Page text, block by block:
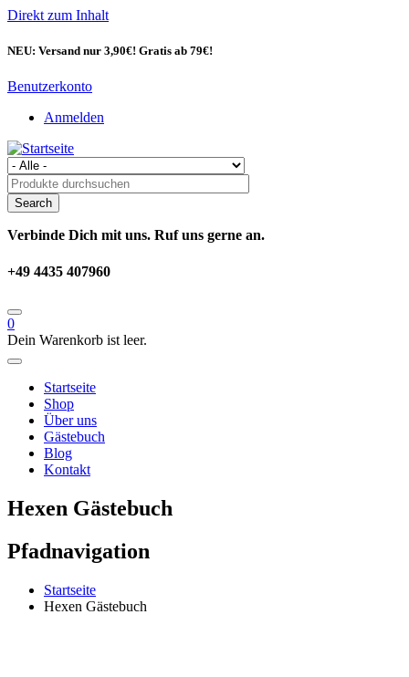
Direkt zum Inhalt
NEU: Versand nur 3,90€! Gratis ab 79€!
Benutzerkonto
Anmelden
Verbinde Dich mit uns. Ruf uns gerne an.
+49 4435 407960
0
Dein Warenkorb ist leer.
Startseite
Shop
Über uns
Gästebuch
Blog
Kontakt
Hexen Gästebuch
Pfadnavigation
Startseite
Hexen Gästebuch